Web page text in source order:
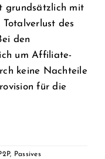
grundsätzlich mit
des
den
um Affiliate-
keine Nachteile
für die
, Passives